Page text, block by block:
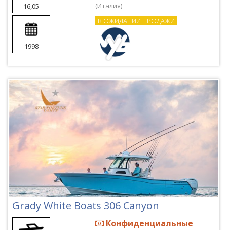
16,05
1998
(Италия)
В ОЖИДАНИИ ПРОДАЖИ
Grady White Boats 306 Canyon
Конфиденциальные